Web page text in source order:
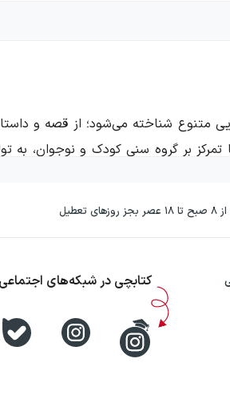
متنوع شناخته می‌شود؛ از قصه و
بر گروه سنی کودک و نوجوان، به
و مربیان بتوانند برای
می‌شوند. در کنار داستان و روایت،
تعطیل
کتابچی در شبکه‌های اجتماعی